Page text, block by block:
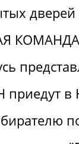
приедут в